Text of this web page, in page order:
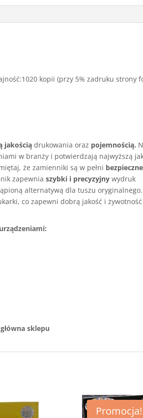
kopii (przy 5% zadruku strony
jakością drukowania oraz pojemnością.
w branży i potwierdzają najwyższą
że zamienniki są w pełni bezpieczne
zapewniaszybki i precyzyjny wydruk
alternatywą dla tuszu
co zapewni dobrą jakość i
sklepu
Promocja!